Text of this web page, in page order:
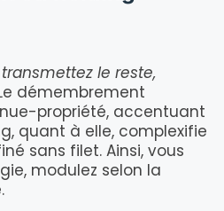
le reste,
démembrement
propriété, accentuant
quant à elle, complexifie
sans filet. Ainsi, vous
modulez selon la